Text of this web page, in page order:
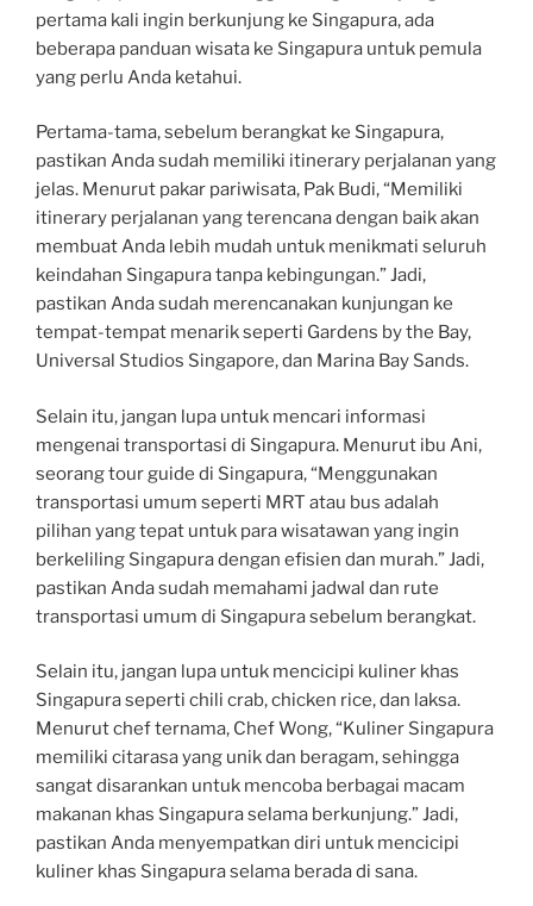
pertama kali ingin berkunjung ke Singapura, ada
beberapa panduan wisata ke Singapura untuk pemula
yang perlu Anda ketahui.
Pertama-tama, sebelum berangkat ke Singapura,
pastikan Anda sudah memiliki itinerary perjalanan yang
jelas. Menurut pakar pariwisata, Pak Budi, “Memiliki
itinerary perjalanan yang terencana dengan baik akan
membuat Anda lebih mudah untuk menikmati seluruh
keindahan Singapura tanpa kebingungan.” Jadi,
pastikan Anda sudah merencanakan kunjungan ke
tempat-tempat menarik seperti Gardens by the Bay,
Universal Studios Singapore, dan Marina Bay Sands.
Selain itu, jangan lupa untuk mencari informasi
mengenai transportasi di Singapura. Menurut ibu Ani,
seorang tour guide di Singapura, “Menggunakan
transportasi umum seperti MRT atau bus adalah
pilihan yang tepat untuk para wisatawan yang ingin
berkeliling Singapura dengan efisien dan murah.” Jadi,
pastikan Anda sudah memahami jadwal dan rute
transportasi umum di Singapura sebelum berangkat.
Selain itu, jangan lupa untuk mencicipi kuliner khas
Singapura seperti chili crab, chicken rice, dan laksa.
Menurut chef ternama, Chef Wong, “Kuliner Singapura
memiliki citarasa yang unik dan beragam, sehingga
sangat disarankan untuk mencoba berbagai macam
makanan khas Singapura selama berkunjung.” Jadi,
pastikan Anda menyempatkan diri untuk mencicipi
kuliner khas Singapura selama berada di sana.